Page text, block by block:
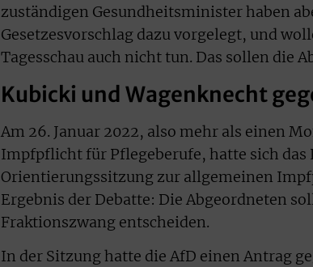
zuständigen Gesundheitsminister haben
Gesetzesvorschlag dazu vorgelegt, und
Tagesschau auch nicht tun. Das sollen die
Kubicki und Wagenknecht
Am 26. Januar 2022, also mehr als einen
Impfpflicht für Pflegeberufe, hatte sich das
Orientierungssitzung zur allgemeinen
Ergebnis der Debatte: Die Abgeordneten
Fraktionszwang entscheiden.
In der Sitzung hatte die AfD einen Antrag